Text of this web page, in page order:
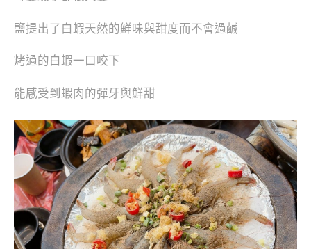
鹽提出了白蝦天然的鮮味與甜度而不會過鹹
烤過的白蝦一口咬下
能感受到蝦肉的彈牙與鮮甜